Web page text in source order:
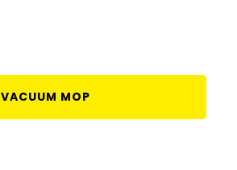
VACUUM MOP